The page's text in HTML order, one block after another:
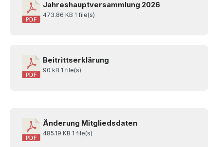
Jahreshauptversammlung 2026
473.86 KB 1 file(s)
Beitrittserklärung
90 kB 1 file(s)
Änderung Mitgliedsdaten
485.19 KB 1 file(s)